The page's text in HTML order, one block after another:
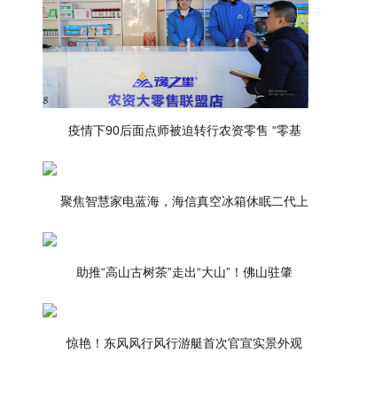
疫情下90后面点师被迫转行农资零售 “零基
聚焦智慧家电蓝海，海信真空冰箱休眠二代上
助推“高山古树茶”走出“大山”！佛山驻肇
惊艳！东风风行风行游艇首次官宣实景外观